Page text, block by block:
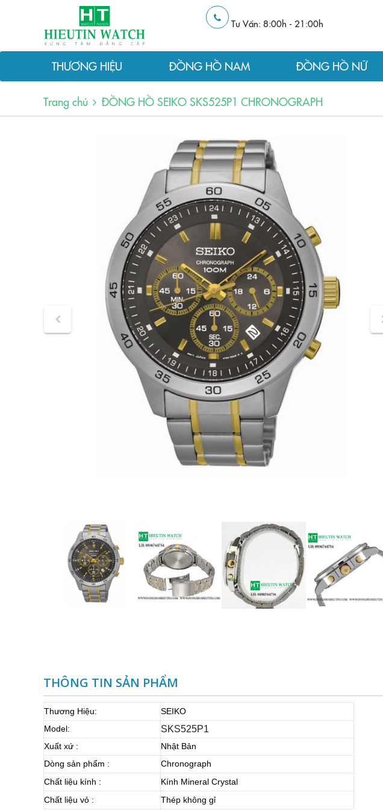
Tư Vấn: 8:00h - 21:00h
THƯƠNG HIỆU ĐỒNG HỒ NAM ĐỒNG HỒ NỮ
Trang chủ ĐỒNG HỒ SEIKO SKS525P1 CHRONOGRAPH
THÔNG TIN SẢN PHẨM
Thương Hiệu:
SEIKO
Model:
SKS525P1
Xuất xứ :
Nhật Bản
Dòng sản phẩm :
Chronograph
Chất liệu kính :
Kính Mineral Crystal
Chất liệu vỏ :
Thép không gỉ